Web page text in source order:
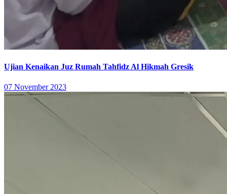
Ujian Kenaikan Juz Rumah Tahfidz Al Hikmah Gresik
07 November 2023